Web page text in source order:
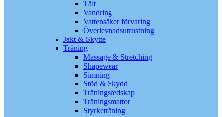
Tält
Vandring
Vattensäker förvaring
Överlevnadsutrustning
Jakt & Skytte
Träning
Massage & Stretching
Shapewear
Simning
Stöd & Skydd
Träningsredskap
Träningsmattor
Styrketräning